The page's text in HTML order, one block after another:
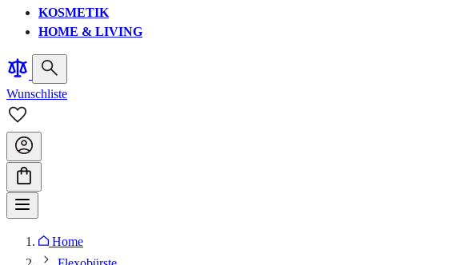
KOSMETIK
HOME & LIVING
Wunschliste
Home